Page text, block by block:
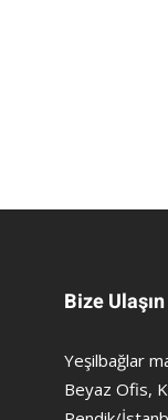
Bize Ulaşın
Yeşilbağlar
Beyaz Ofis,